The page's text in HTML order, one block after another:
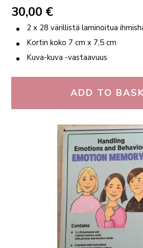
30,00 €
2 x 28 värillistä laminoitua
Kortin koko 7 cm x 7,5 cm
Kuva-kuva -vastaavuus
ADD TO